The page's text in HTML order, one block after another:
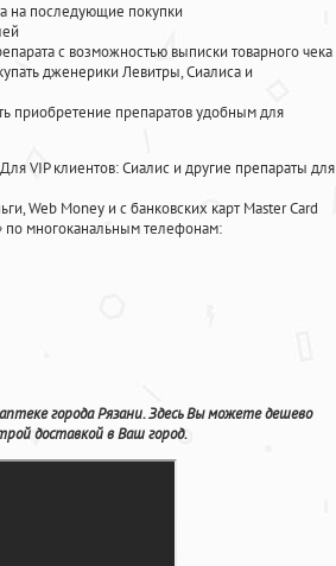
на последующие покупки
с возможностью выписки товарного чека
дженерики Левитры, Сиалиса и
приобретение препаратов удобным для
VIP клиентов: Сиалис и другие препараты для
Web Money и с банковских карт Master Card
по многоканальным телефонам:
города Рязани. Здесь Вы можете дешево
доставкой в Ваш город.